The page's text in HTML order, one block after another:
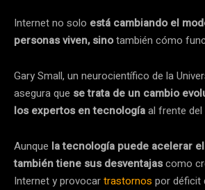
Internet no solo está cambiando el
personas viven, sinotambién cómo
Gary Small, un neurocientífico de la
asegura que se trata de un cambio
los expertos en tecnologíaal frente
Aunque la tecnología puede acelerar
también tiene sus desventajascomo
Internet y provocartrastornos por déficit